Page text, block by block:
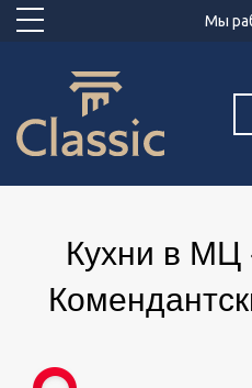
Мы
Кухни в МЦ